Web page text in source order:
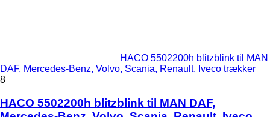
HACO 5502200h blitzblink til MAN
DAF, Mercedes-Benz, Volvo, Scania, Renault, Iveco trækker
8
HACO 5502200h blitzblink til MAN DAF,